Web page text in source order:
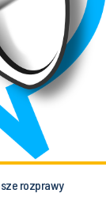
rozprawy